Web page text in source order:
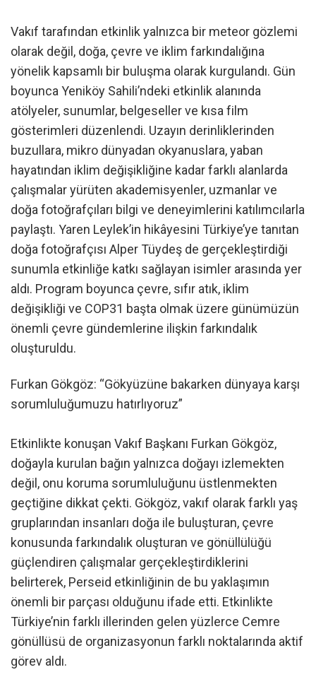
Vakıf tarafından etkinlik yalnızca bir meteor gözlemi
olarak değil, doğa, çevre ve iklim farkındalığına
yönelik kapsamlı bir buluşma olarak kurgulandı. Gün
boyunca Yeniköy Sahili’ndeki etkinlik alanında
atölyeler, sunumlar, belgeseller ve kısa film
gösterimleri düzenlendi. Uzayın derinliklerinden
buzullara, mikro dünyadan okyanuslara, yaban
hayatından iklim değişikliğine kadar farklı alanlarda
çalışmalar yürüten akademisyenler, uzmanlar ve
doğa fotoğrafçıları bilgi ve deneyimlerini katılımcılarla
paylaştı. Yaren Leylek’in hikâyesini Türkiye’ye tanıtan
doğa fotoğrafçısı Alper Tüydeş de gerçekleştirdiği
sunumla etkinliğe katkı sağlayan isimler arasında yer
aldı. Program boyunca çevre, sıfır atık, iklim
değişikliği ve COP31 başta olmak üzere günümüzün
önemli çevre gündemlerine ilişkin farkındalık
oluşturuldu.
Furkan Gökgöz: “Gökyüzüne bakarken dünyaya karşı
sorumluluğumuzu hatırlıyoruz”
Etkinlikte konuşan Vakıf Başkanı Furkan Gökgöz,
doğayla kurulan bağın yalnızca doğayı izlemekten
değil, onu koruma sorumluluğunu üstlenmekten
geçtiğine dikkat çekti. Gökgöz, vakıf olarak farklı yaş
gruplarından insanları doğa ile buluşturan, çevre
konusunda farkındalık oluşturan ve gönüllülüğü
güçlendiren çalışmalar gerçekleştirdiklerini
belirterek, Perseid etkinliğinin de bu yaklaşımın
önemli bir parçası olduğunu ifade etti. Etkinlikte
Türkiye’nin farklı illerinden gelen yüzlerce Cemre
gönüllüsü de organizasyonun farklı noktalarında aktif
görev aldı.